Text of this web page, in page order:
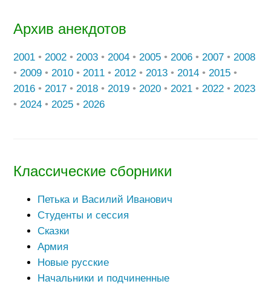
Архив анекдотов
2001 • 2002 • 2003 • 2004 • 2005 • 2006 • 2007 • 2008
• 2009 • 2010 • 2011 • 2012 • 2013 • 2014 • 2015 •
2016 • 2017 • 2018 • 2019 • 2020 • 2021 • 2022 • 2023
• 2024 • 2025 • 2026
Классические сборники
Петька и Василий Иванович
Студенты и сессия
Сказки
Армия
Новые русские
Начальники и подчиненные